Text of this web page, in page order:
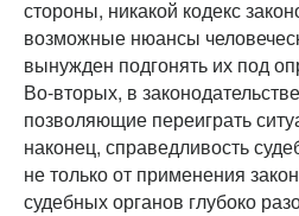
стороны, никакой кодекс
возможные нюансы
вынужден подгонять их под
Во-вторых, в
позволяющие переиграть
наконец, справедливость
не только от применения
судебных органов глубоко